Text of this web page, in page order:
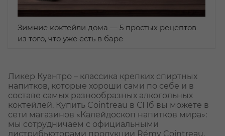
Зимние коктейли дома — 5 простых рецептов
из того, что уже есть в баре
Ликер Куантро – классика крепких спиртных
напитков, которые хороши сами по себе и в
составе самых разнообразных алкогольных
коктейлей. Купить Cointreau в СПб вы можете в
сети магазинов «Калейдоскоп напитков мира»:
мы сотрудничаем с официальными
дистрибьюторами продукции Rémy Cointreau,